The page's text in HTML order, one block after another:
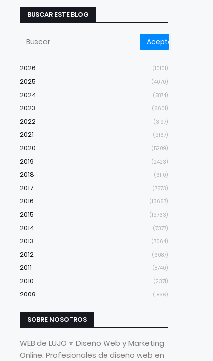
BUSCAR ESTE BLOG
2026 (10101)
2025 (4070)
2024 (5874)
2023 (6601)
2022 (3197)
2021 (3167)
2020 (5209)
2019 (2423)
2018 (6110)
2017 (7573)
2016 (13667)
2015 (13763)
2014 (7377)
2013 (7064)
2012 (6087)
2011 (8740)
2010 (2371)
2009 (1836)
SOBRE NOSOTROS
WEB de LUJO ⭐ Diseño Web y Marketing
Online. Profesionales de diseño web en